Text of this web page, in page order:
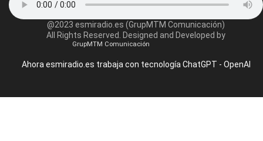
@2023 esmiradio.es (GrupMTM Comunicación)
All Rights Reserved. Designed and Developed by
GrupMTM Comunicación
Ahora esmiradio.es trabaja con tecnología ChatGPT - OpenAI